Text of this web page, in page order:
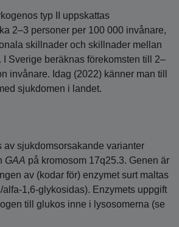
typ II uppskattas
2–3 personer per 100 000 invånare,
skillnader och skillnader mellan
I Sverige beräknas förekomsten till 2–
invånare. Idag (2022) känner man till
sjukdomen i landet.
av sjukdomsorsakande varianter
GAA på kromosom 17q25.3. Genen är
av (kodar för) enzymet surt maltas
1,6-glykosidas). Enzymets uppgift
till glukos inne i lysosomerna (se